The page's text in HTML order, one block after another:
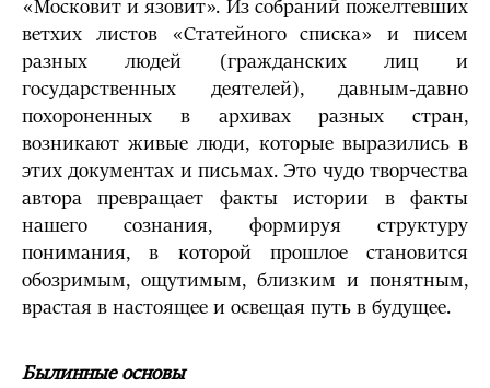
«Московит и язовит». Из собраний пожелтевших
ветхих листов «Статейного списка» и писем
разных людей (гражданских лиц и
государственных деятелей), давным-давно
похороненных в архивах разных стран,
возникают живые люди, которые выразились в
этих документах и письмах. Это чудо творчества
автора превращает факты истории в факты
нашего сознания, формируя структуру
понимания, в которой прошлое становится
обозримым, ощутимым, близким и понятным,
врастая в настоящее и освещая путь в будущее.
Былинные основы